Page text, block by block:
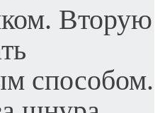
Вторую
способом.